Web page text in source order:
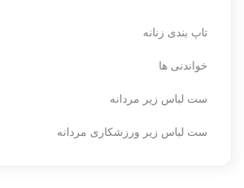
تاپ بندی زنانه
خواندنی ها
ست لباس زیر مردانه
ست لباس زیر ورزشکاری مردانه